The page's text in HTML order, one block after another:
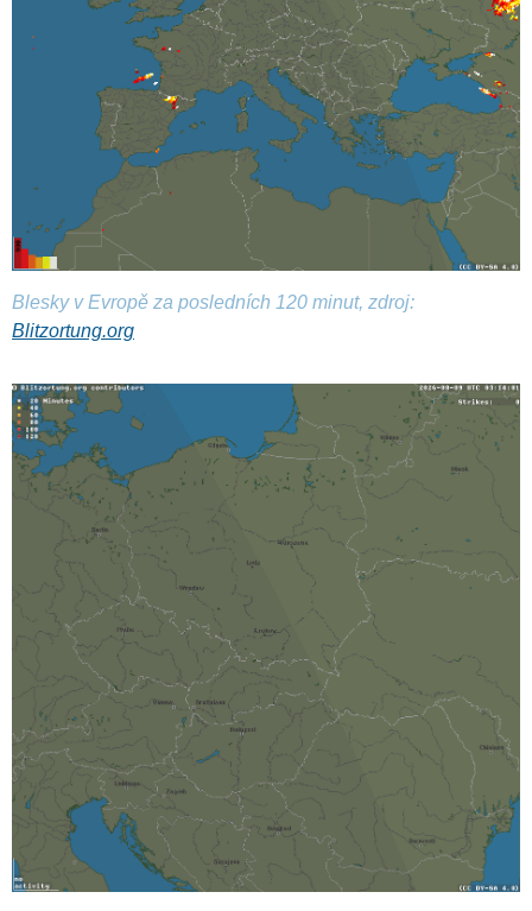
Blesky v Evropě za posledních 120 minut, zdroj:
Blitzortung.org